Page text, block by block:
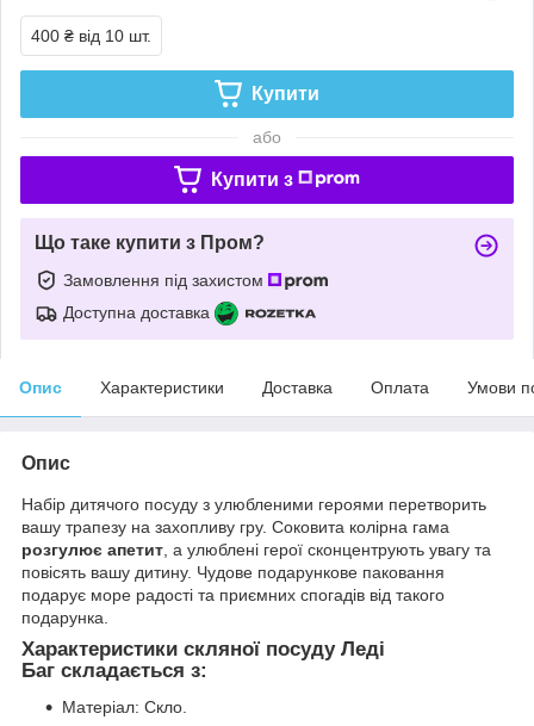
400 ₴ від 10 шт.
Купити
або
Купити з
Що таке купити з Пром?
Замовлення під захистом
Доступна доставка
Опис Характеристики Доставка Оплата Умови
Опис
Набір дитячого посуду з улюбленими героями перетворить
вашу трапезу на захопливу гру. Соковита колірна гама
розгулює апетит , а улюблені герої сконцентрують увагу та
повісять вашу дитину. Чудове подарункове паковання
подарує море радості та приємних спогадів від такого
подарунка.
Характеристики скляної посуду Леді
Баг складається з:
Матеріал: Скло.